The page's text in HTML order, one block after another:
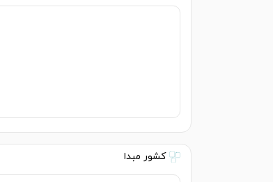
کشور مبدا